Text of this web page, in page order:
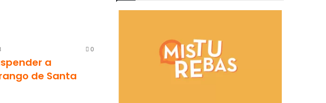
0
a
de Santa